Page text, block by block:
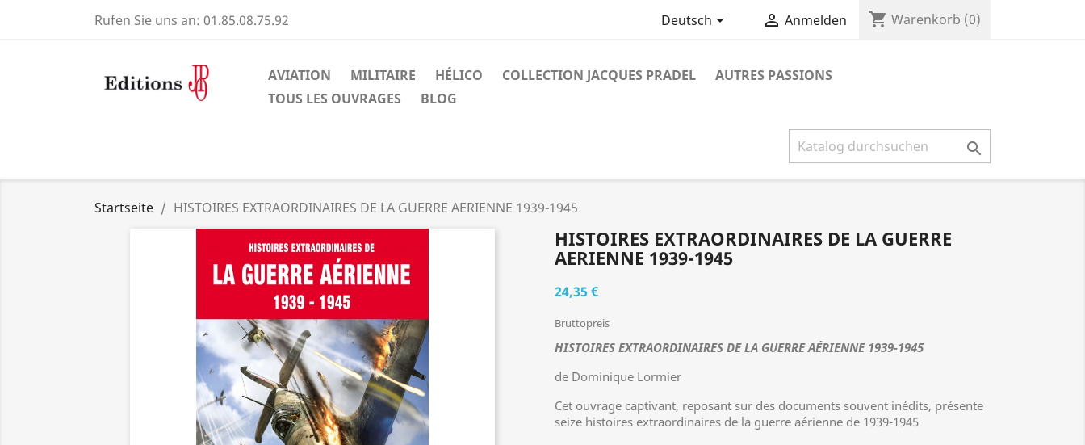
Rufen Sie uns an: 01.85.08.75.92 Deutsch  Anmelden shopping_cart Warenkorb (0)
AVIATION MILITAIRE HÉLICO COLLECTION JACQUES PRADEL
AUTRES PASSIONS
TOUS LES OUVRAGES
BLOG

Startseite HISTOIRES EXTRAORDINAIRES DE LA GUERRE AERIENNE 1939-1945
HISTOIRES EXTRAORDINAIRES DE LA GUERRE
AERIENNE 1939-1945
24,35 €
Bruttopreis
HISTOIRES EXTRAORDINAIRES DE LA GUERRE AÉRIENNE 1939-1945
de Dominique Lormier
Cet ouvrage captivant, reposant sur des documents souvent inédits, présente
seize histoires extraordinaires de la guerre aérienne de 1939-1945